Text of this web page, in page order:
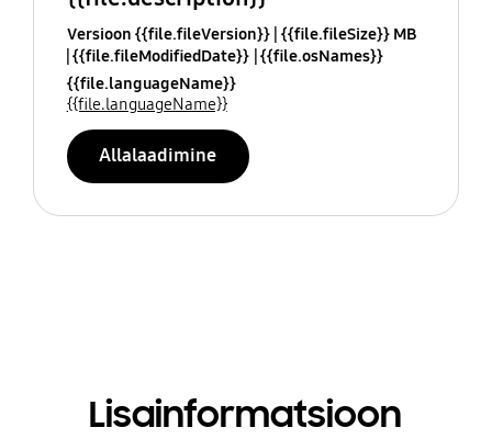
Versioon {{file.fileVersion}} {{file.fileSize}} MB
{{file.fileModifiedDate}} {{file.osNames}}
{{file.languageName}}
{{file.languageName}}
Allalaadimine
Lisainformatsioon